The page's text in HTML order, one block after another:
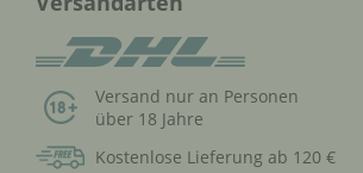
Versand nur an Personen
über 18 Jahre
Kostenlose Lieferung ab 120 €